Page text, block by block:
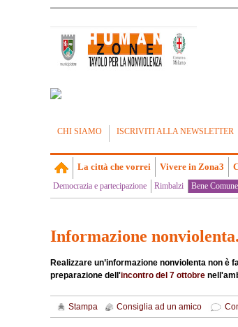
CHI SIAMO ISCRIVITI ALLA NEWSLETTER
La città che vorrei Vivere in Zona3
Democrazia e partecipazione Rimbalzi Bene Comune
Informazione
Realizzare un’informazione nonviolenta non è
preparazione dell'incontro del 7 ottobre
Stampa Consiglia ad un amico